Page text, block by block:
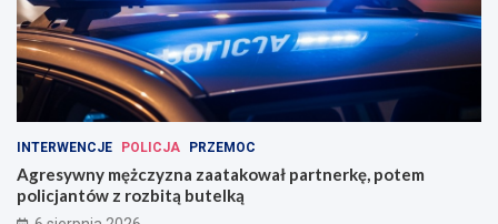
INTERWENCJE POLICJA PRZEMOC
Agresywny mężczyzna zaatakował partnerkę, potem
policjantów z rozbitą butelką